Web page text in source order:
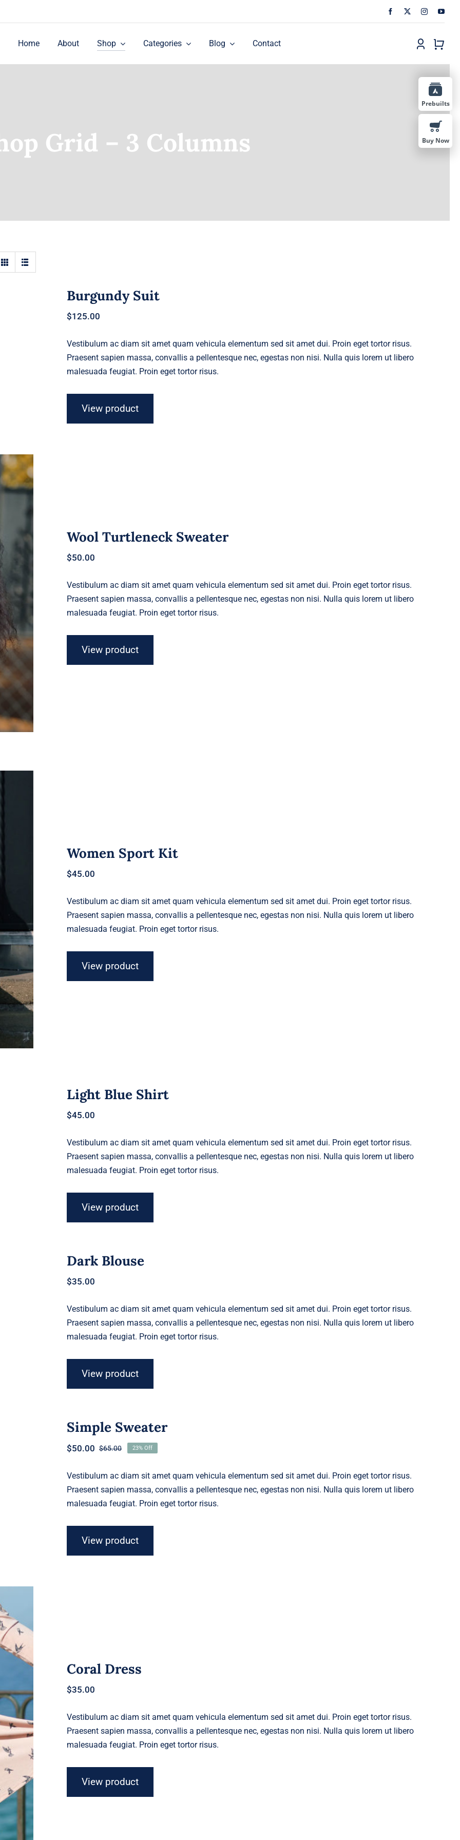
Home About Shop Categories Blog Contact
Grid – 3 Columns
Burgundy Suit
$125.00
Vestibulum ac diam sit amet quam vehicula elementum sed sit amet dui. Proin eget tortor risus.
Praesent sapien massa, convallis a pellentesque nec, egestas non nisi. Nulla quis lorem ut libero
malesuada feugiat. Proin eget tortor risus.
View product
Wool Turtleneck Sweater
$50.00
Vestibulum ac diam sit amet quam vehicula elementum sed sit amet dui. Proin eget tortor risus.
Praesent sapien massa, convallis a pellentesque nec, egestas non nisi. Nulla quis lorem ut libero
malesuada feugiat. Proin eget tortor risus.
View product
Women Sport Kit
$45.00
Vestibulum ac diam sit amet quam vehicula elementum sed sit amet dui. Proin eget tortor risus.
Praesent sapien massa, convallis a pellentesque nec, egestas non nisi. Nulla quis lorem ut libero
malesuada feugiat. Proin eget tortor risus.
View product
Light Blue Shirt
$45.00
Vestibulum ac diam sit amet quam vehicula elementum sed sit amet dui. Proin eget tortor risus.
Praesent sapien massa, convallis a pellentesque nec, egestas non nisi. Nulla quis lorem ut libero
malesuada feugiat. Proin eget tortor risus.
View product
Dark Blouse
$35.00
Vestibulum ac diam sit amet quam vehicula elementum sed sit amet dui. Proin eget tortor risus.
Praesent sapien massa, convallis a pellentesque nec, egestas non nisi. Nulla quis lorem ut libero
malesuada feugiat. Proin eget tortor risus.
View product
Simple Sweater
$65.00Original
was:
$50.00
Current
is:
23% Off
Vestibulum ac diam sit amet quam vehicula elementum sed sit amet dui. Proin eget tortor risus.
Praesent sapien massa, convallis a pellentesque nec, egestas non nisi. Nulla quis lorem ut libero
malesuada feugiat. Proin eget tortor risus.
View product
Coral Dress
$35.00
Vestibulum ac diam sit amet quam vehicula elementum sed sit amet dui. Proin eget tortor risus.
Praesent sapien massa, convallis a pellentesque nec, egestas non nisi. Nulla quis lorem ut libero
malesuada feugiat. Proin eget tortor risus.
View product
Prebuilts
Buy Now